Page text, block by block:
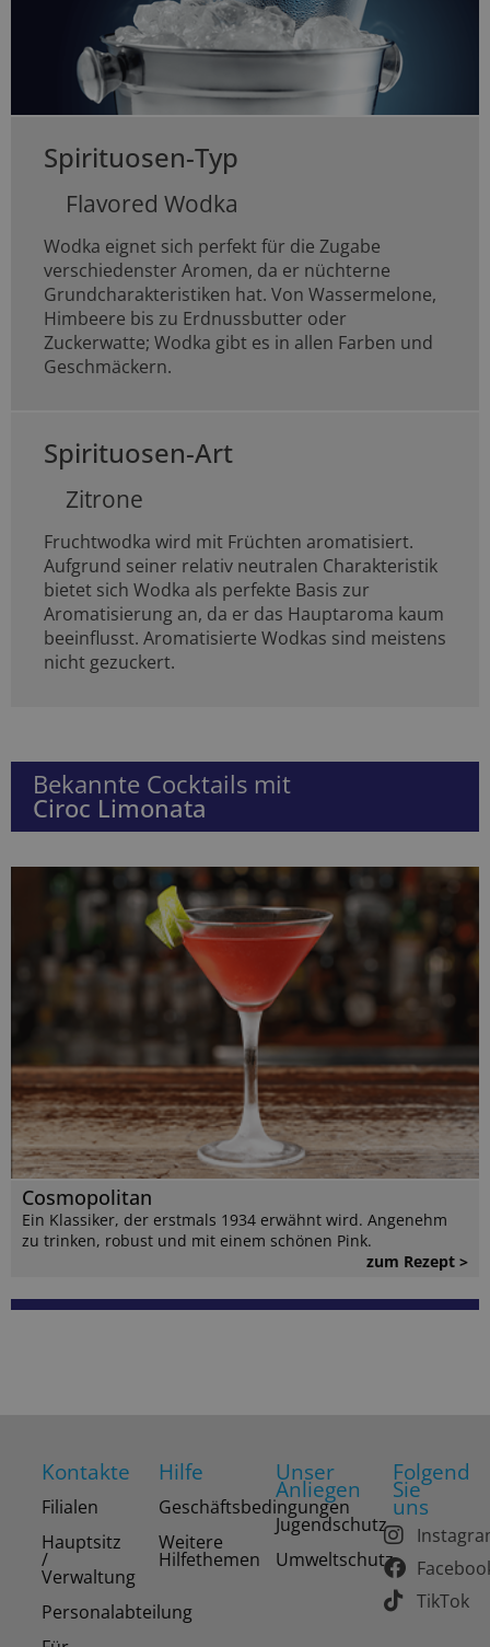
Spirituosen-Typ
Flavored Wodka
Wodka eignet sich perfekt für die Zugabe
verschiedenster Aromen, da er nüchterne
Grundcharakteristiken hat. Von Wassermelone,
Himbeere bis zu Erdnussbutter oder
Zuckerwatte; Wodka gibt es in allen Farben und
Geschmäckern.
Spirituosen-Art
Zitrone
Fruchtwodka wird mit Früchten aromatisiert.
Aufgrund seiner relativ neutralen Charakteristik
bietet sich Wodka als perfekte Basis zur
Aromatisierung an, da er das Hauptaroma kaum
beeinflusst. Aromatisierte Wodkas sind meistens
nicht gezuckert.
Bekannte Cocktails mit
Ciroc Limonata
Cosmopolitan
Ein Klassiker, der erstmals 1934 erwähnt wird. Angenehm
zu trinken, robust und mit einem schönen Pink.
zum Rezept >
Kontakte
Filialen
Hauptsitz
/
Verwaltung
Personalabteilung
Hilfe
Geschäftsbedingungen
Weitere
Hilfethemen
Unser
Anliegen
Jugendschutz
Umweltschutz
Folgend
Sie
uns
TikTok